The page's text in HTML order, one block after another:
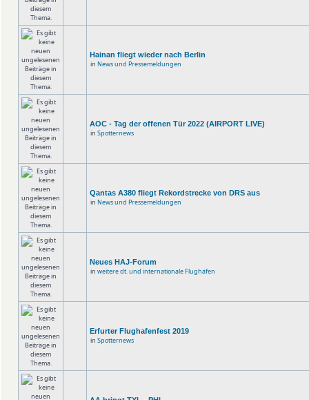
Hainan fliegt wieder nach Berlin
in News und Pressemeldungen
AOC - Tag der offenen Tür 2022 (AIRPORT LIVE)
in Spotternews
Qantas A380 fliegt Rekordstrecke von DRS aus
in News und Pressemeldungen
Neues HAJ-Forum
in weitere dt. und internationale Flughäfen
Erfurter Flughafenfest 2019
in Spotternews